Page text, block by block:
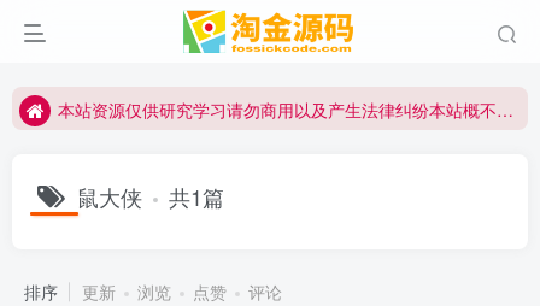
本站资源仅供研究学习请勿商用以及产生法律纠纷本站概不负责！如果侵犯了您的权益请与我们联系
本站资源仅供研究学习请勿商用以及产生法律纠纷本站概不负责！如果侵犯了您的权益请与我们联系
鼠大侠 共1篇
排序 更新 浏览 点赞 评论